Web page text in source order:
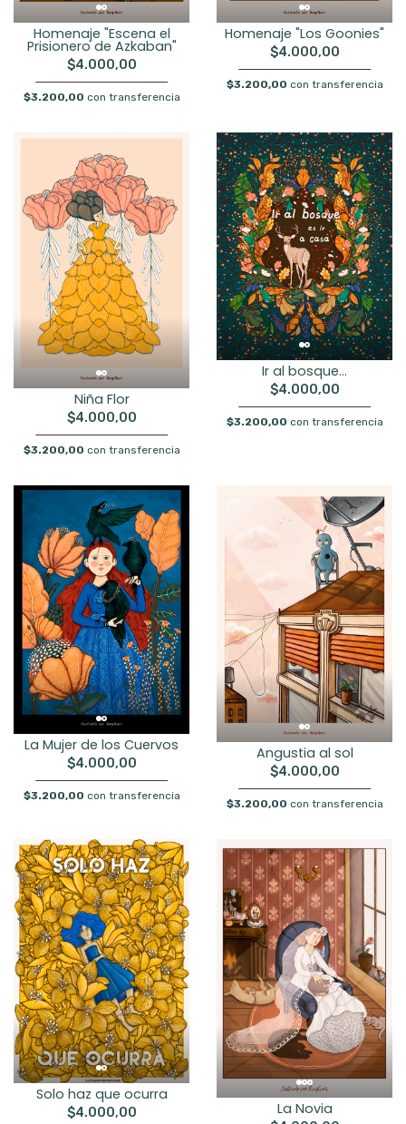
Homenaje "Escena el
Prisionero de Azkaban"
$4.000,00
$3.200,00 con transferencia
Homenaje "Los Goonies"
$4.000,00
$3.200,00 con transferencia
Niña Flor
$4.000,00
$3.200,00 con transferencia
Ir al bosque...
$4.000,00
$3.200,00 con transferencia
La Mujer de los Cuervos
$4.000,00
$3.200,00 con transferencia
Angustia al sol
$4.000,00
$3.200,00 con transferencia
Solo haz que ocurra
$4.000,00 La Novia